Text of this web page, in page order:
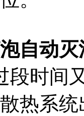
自动灭
段时间
热系